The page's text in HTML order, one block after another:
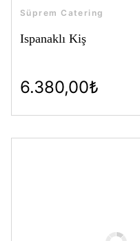
Süprem Catering
Ispanaklı Kiş
6.380,00₺